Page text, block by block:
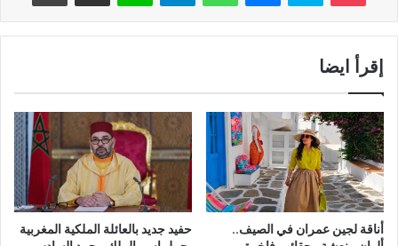
إقرأ ايضا
أناقة لجين عمران في الصيف..
حفيد جديد بالعائلة الملكية المغربية